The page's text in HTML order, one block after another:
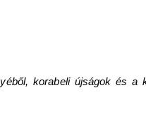
korabeli újságok és a